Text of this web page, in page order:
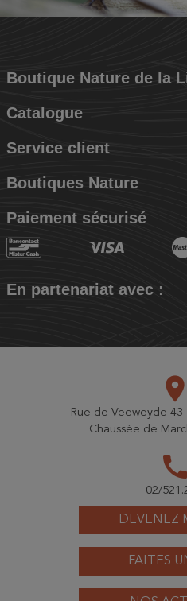
Boutique Nature de la
Catalogue
Service client
Boutiques Nature
Paiement sécurisé
En partenariat avec :
DEVENEZ
FAITES
place
Rue de Veeweyde
Chaussée de
call
02/